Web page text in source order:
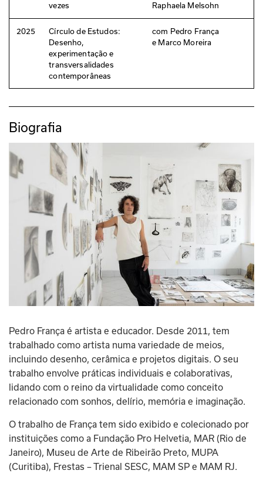
vezes
Raphaela Melsohn
2025
Círculo de Estudos:
Desenho,
experimentação e
transversalidades
contemporâneas
com Pedro França
e Marco Moreira
Biografia
Pedro França é artista e educador. Desde 2011, tem
trabalhado como artista numa variedade de meios,
incluindo desenho, cerâmica e projetos digitais. O seu
trabalho envolve práticas individuais e colaborativas,
lidando com o reino da virtualidade como conceito
relacionado com sonhos, delírio, memória e imaginação.
O trabalho de França tem sido exibido e colecionado por
instituições como a Fundação Pro Helvetia, MAR (Rio de
Janeiro), Museu de Arte de Ribeirão Preto, MUPA
(Curitiba), Frestas – Trienal SESC, MAM SP e MAM RJ.